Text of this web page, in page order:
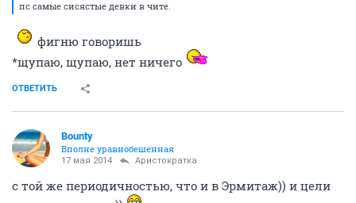
пс самые сисястые девки в чите.
фигню говоришь
*щупаю, щупаю, нет ничего
ОТВЕТИТЬ
Bounty
Вполне уравнобешенная
17 мая 2014 Аристократка
с той же периодичностью, что и в Эрмитаж)) и цели